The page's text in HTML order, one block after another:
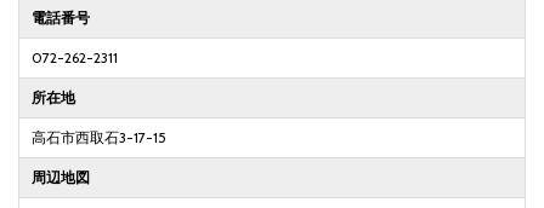
電話番号
072-262-2311
所在地
高石市西取石3-17-15
周辺地図